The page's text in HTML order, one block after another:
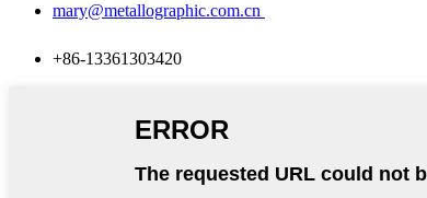
mary@metallographic.com.cn
+86-13361303420